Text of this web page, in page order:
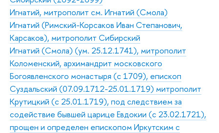
Игнатий, митрополит см. Игнатий (Смола)
Игнатий (Римский-Корсаков Иван Степанович,
Карсаков), митрополит Сибирский
Игнатий (Смола) (ум. 25.12.1741), митрополит
Коломенский, архимандрит московского
Богоявленского монастыря (с 1709), епископ
Суздальский (07.09.1712-25.01.1719) митрополит
Крутицкий (с 25.01.1719), под следствием за
содействие бывшей царице Евдокии (с 23.02.1721),
прощен и определен епископом Иркутским с